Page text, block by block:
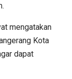
mengatakan
Kota
dapat